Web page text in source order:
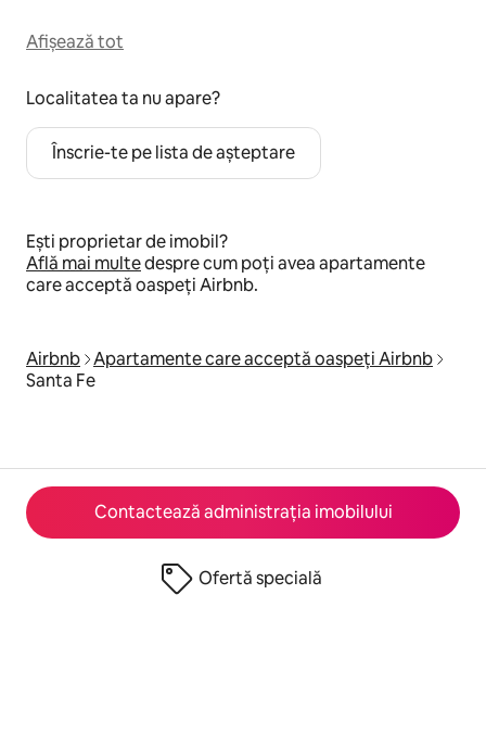
Contactează administrația imobilului
Ofertă specială
Afișează tot
Localitatea ta nu apare?
Înscrie-te pe lista de așteptare
Ești proprietar de imobil?
Află mai multedespre cum poți avea apartamente
care acceptă oaspeți Airbnb.
Airbnb Apartamente care acceptă oaspeți Airbnb
Santa Fe